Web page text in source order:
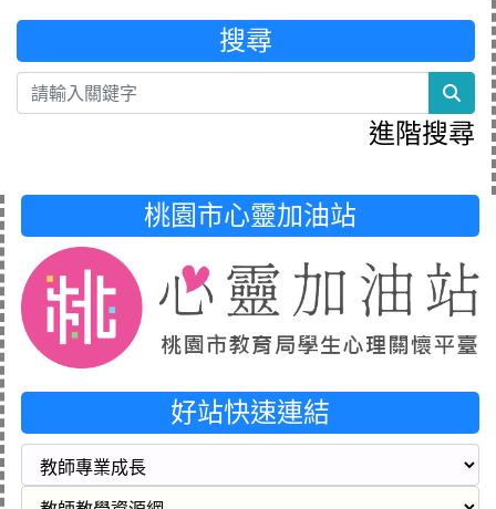
搜尋
進階搜尋
桃園市心靈加油站
好站快速連結